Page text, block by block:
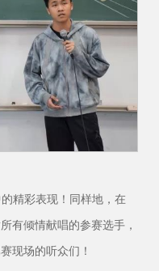
精彩表现！同样地，在
有倾情献唱的参赛选手，
现场的听众们！